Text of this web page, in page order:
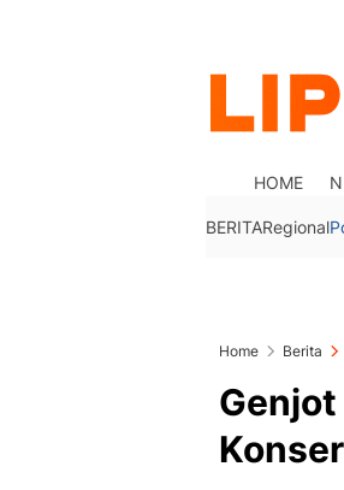
HOME
BERITARegional
Home Berita
Genjot